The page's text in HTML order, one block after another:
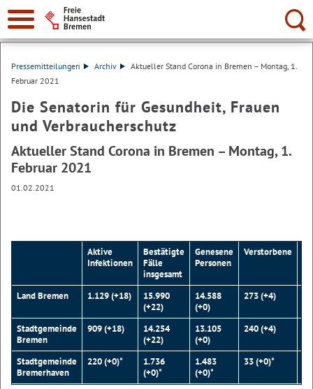
Suche:
Pressemitteilungen Archiv
Aktueller Stand Corona in Bremen – Montag, 1.
Februar 2021
Die Senatorin für Gesundheit, Frauen
und Verbraucherschutz
Aktueller Stand Corona in Bremen – Montag, 1.
Februar 2021
01.02.2021
Aktive
Infektionen
Bestätigte
Fälle
insgesamt
Genesene
Personen
Verstorbene
Land Bremen 1.129 (+18)
15.990
(+22)
14.588
(+0)
273 (+4)
Stadtgemeinde
Bremen
909 (+18)
14.254
(+22)
13.105
(+0)
240 (+4)
Stadtgemeinde
Bremerhaven
220 (+0)*
1.736
(+0)*
1.483
(+0)*
33 (+0)*